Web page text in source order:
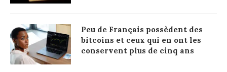
Peu de Français possèdent des
bitcoins et ceux qui en ont les
conservent plus de cinq ans